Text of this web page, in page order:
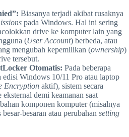
Biasanya terjadi akibat rusaknya
pada Windows. Hal ini sering
drive ke komputer lain yang
(User Account) berbeda, atau
mengubah kepemilikan (ownership)
tersebut.
Otomatis: Pada beberapa
edisi Windows 10/11 Pro atau laptop
Encryption aktif), sistem secara
demi keamanan saat
komponen komputer (misalnya
besaran atau perubahan setting